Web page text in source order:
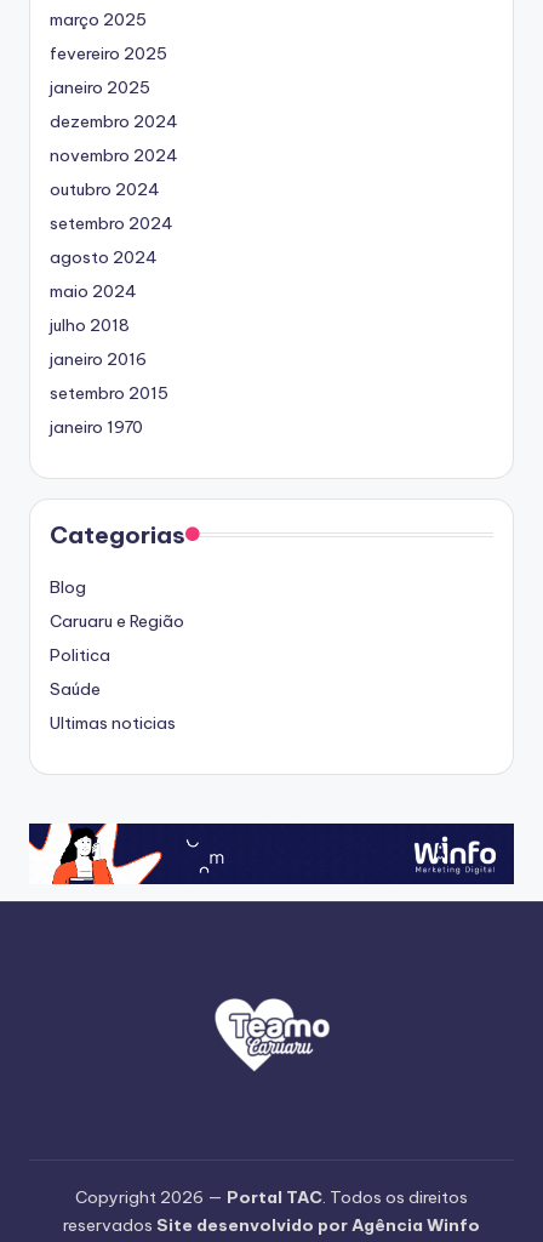
março 2025
fevereiro 2025
janeiro 2025
dezembro 2024
novembro 2024
outubro 2024
setembro 2024
agosto 2024
maio 2024
julho 2018
janeiro 2016
setembro 2015
janeiro 1970
Categorias
Blog
Caruaru e Região
Politica
Saúde
Ultimas noticias
Copyright 2026 — Portal TAC. Todos os direitos
reservados Site desenvolvido por Agência Winfo